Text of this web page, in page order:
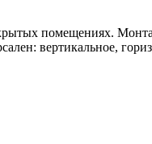
помещениях.
вертикальное,